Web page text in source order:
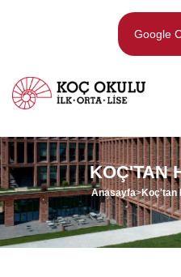
Google
KOÇ'TAN
Anasayfa>Koç'tan